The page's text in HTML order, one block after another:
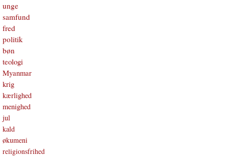
unge
samfund
fred
politik
bøn
teologi
Myanmar
krig
kærlighed
menighed
jul
kald
økumeni
religionsfrihed